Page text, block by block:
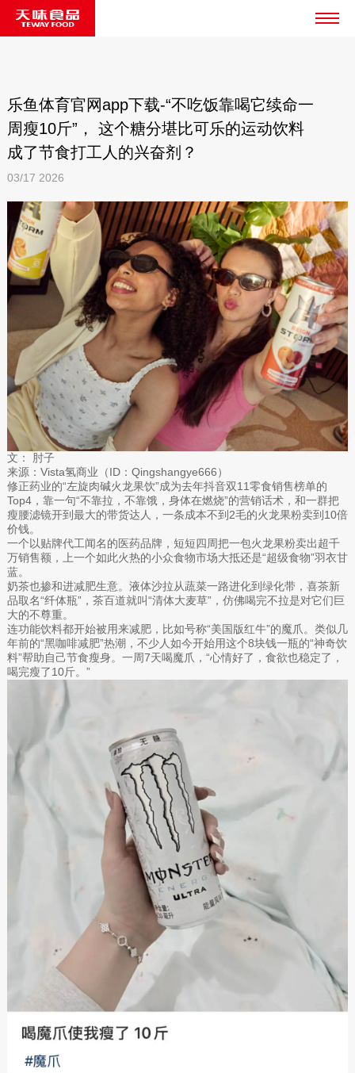
乐鱼体育官网app下载-“不吃饭靠喝它续命一
周瘦10斤”， 这个糖分堪比可乐的运动饮料
成了节食打工人的兴奋剂？
03/17 2026
文： 肘子
来源：Vista氢商业（ID：Qingshangye666）
修正药业的“左旋肉碱火龙果饮”成为去年抖音双11零食销售榜单的
Top4，靠一句“不靠拉，不靠饿，身体在燃烧”的营销话术，和一群把
瘦腰滤镜开到最大的带货达人，一条成本不到2毛的火龙果粉卖到10倍
价钱。
一个以贴牌代工闻名的医药品牌，短短四周把一包火龙果粉卖出超千
万销售额，上一个如此火热的小众食物市场大抵还是“超级食物”羽衣甘
蓝。
奶茶也掺和进减肥生意。液体沙拉从蔬菜一路进化到绿化带，喜茶新
品取名“纤体瓶”，茶百道就叫“清体大麦草”，仿佛喝完不拉是对它们巨
大的不尊重。
连功能饮料都开始被用来减肥，比如号称“美国版红牛”的魔爪。类似几
年前的“黑咖啡减肥”热潮，不少人如今开始用这个8块钱一瓶的“神奇饮
料”帮助自己节食瘦身。一周7天喝魔爪，“心情好了，食欲也稳定了，
喝完瘦了10斤。”